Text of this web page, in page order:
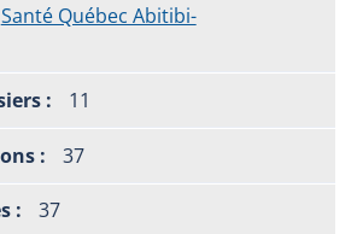
Santé Québec Abitibi-
11
37
37